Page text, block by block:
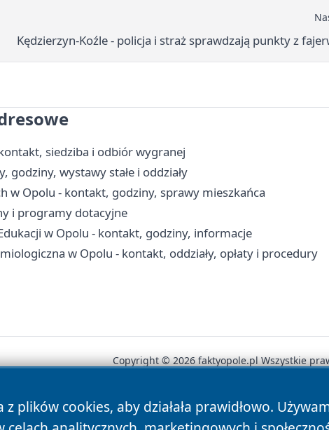
Kędzierzyn-Koźle - policja i straż sprawdzają punkty z
siedziba i odbiór wygranej
godziny, wystawy stałe i oddziały
w Opolu - kontakt, godziny, sprawy mieszkańca
i programy dotacyjne
w Opolu - kontakt, godziny, informacje
w Opolu - kontakt, oddziały, opłaty i procedury
z plików cookies, aby działała prawidłowo.
Copyright © 2026 faktyopole.pl Wszystkie
News Autorzy Polityka Prywatności